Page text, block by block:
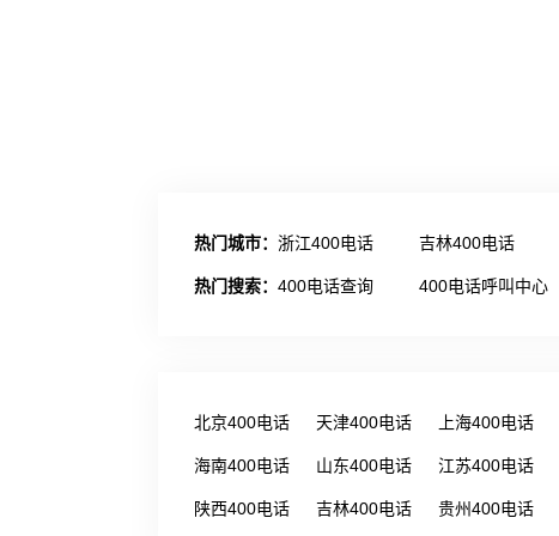
热门城市： 浙江400电话 吉林400电话
热门搜索： 400电话查询 400电话呼叫中心
北京400电话 天津400电话 上海400电话
海南400电话 山东400电话 江苏400电话
陕西400电话 吉林400电话 贵州400电话